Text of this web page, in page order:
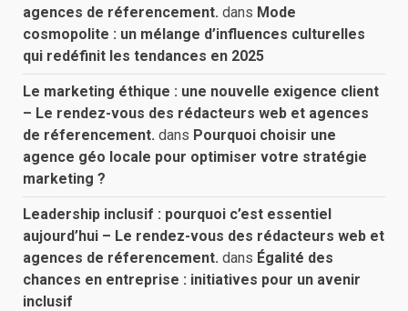
agences de réferencement. dans Mode
cosmopolite : un mélange d’influences culturelles
qui redéfinit les tendances en 2025
Le marketing éthique : une nouvelle exigence client
– Le rendez-vous des rédacteurs web et agences
de réferencement. dans Pourquoi choisir une
agence géo locale pour optimiser votre stratégie
marketing ?
Leadership inclusif : pourquoi c’est essentiel
aujourd’hui – Le rendez-vous des rédacteurs web et
agences de réferencement. dans Égalité des
chances en entreprise : initiatives pour un avenir
inclusif